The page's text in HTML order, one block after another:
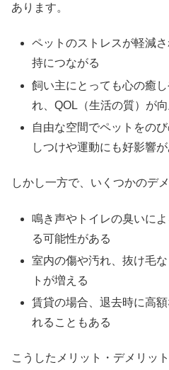
あります。
ペットのストレスが軽減
持につながる
飼い主にとっても心の癒
れ、QOL（生活の質）が
自由な空間でペットをの
しつけや運動にも好影響が
しかし一方で、いくつかのデ
鳴き声やトイレの臭いに
る可能性がある
室内の傷や汚れ、抜け毛
トが増える
賃貸の場合、退去時に高
れることもある
こうしたメリット・デメリッ